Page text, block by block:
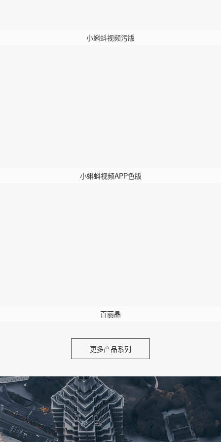
小蝌蚪视频污版
小蝌蚪视频APP色版
百丽晶
更多产品系列